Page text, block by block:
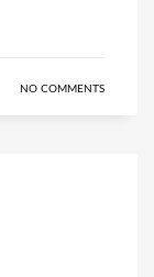
NO COMMENTS